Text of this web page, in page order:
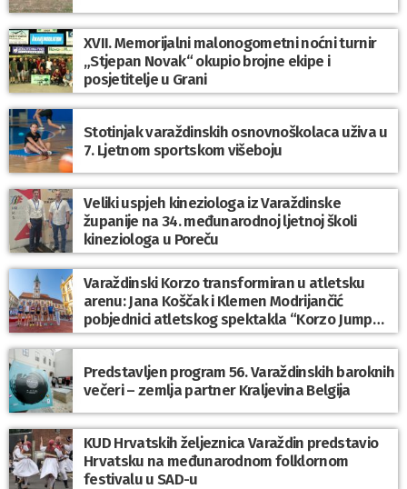
XVII. Memorijalni malonogometni noćni turnir
„Stjepan Novak“ okupio brojne ekipe i
posjetitelje u Grani
Stotinjak varaždinskih osnovnoškolaca uživa u
7. Ljetnom sportskom višeboju
Veliki uspjeh kineziologa iz Varaždinske
županije na 34. međunarodnoj ljetnoj školi
kineziologa u Poreču
Varaždinski Korzo transformiran u atletsku
arenu: Jana Koščak i Klemen Modrijančić
pobjednici atletskog spektakla “Korzo Jump
2026”
Predstavljen program 56. Varaždinskih baroknih
večeri – zemlja partner Kraljevina Belgija
KUD Hrvatskih željeznica Varaždin predstavio
Hrvatsku na međunarodnom folklornom
festivalu u SAD-u